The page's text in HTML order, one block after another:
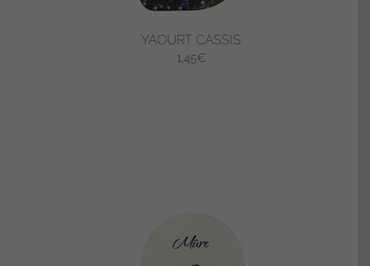
YAOURT CASSIS
1,45€